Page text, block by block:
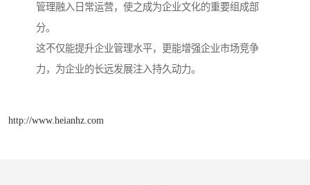
管理融入日常运营，使之成为企业文化的重要组成部
分。
这不仅能提升企业管理水平，更能增强企业市场竞争
力，为企业的长远发展注入持久动力。
http://www.heianhz.com